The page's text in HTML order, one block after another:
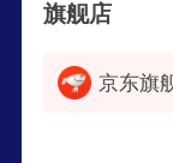
设计，诉说着
的年轻奋斗
旗舰店
京东旗